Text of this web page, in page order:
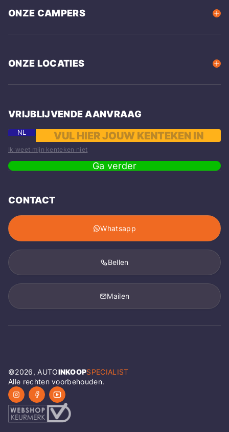
ONZE CAMPERS
ONZE LOCATIES
VRIJBLIJVENDE AANVRAAG
NL
Ik weet mijn kenteken niet
Ga verder
CONTACT
Whatsapp
Bellen
Mailen
©2026, AUTOINKOOPSPECIALIST
Alle rechten voorbehouden.